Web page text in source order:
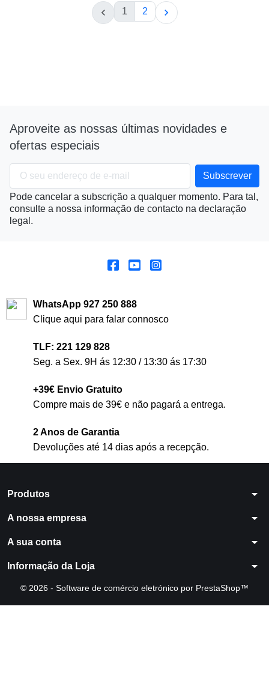
 1 2 
Aproveite as nossas últimas novidades e
ofertas especiais
Pode cancelar a subscrição a qualquer momento. Para tal,
consulte a nossa informação de contacto na declaração
legal.
WhatsApp 927 250 888
Clique aqui para falar connosco
TLF: 221 129 828
Seg. a Sex. 9H ás 12:30 / 13:30 ás 17:30
+39€ Envio Gratuito
Compre mais de 39€ e não pagará a entrega.
2 Anos de Garantia
Devoluções até 14 dias após a recepção.
Produtos arrow_drop_down
A nossa empresa arrow_drop_down
A sua conta arrow_drop_down
Informação da Loja arrow_drop_down
© 2026 - Software de comércio eletrónico por PrestaShop™